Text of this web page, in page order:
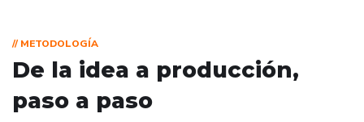
// METODOLOGÍA
De la idea a producción,
paso a paso